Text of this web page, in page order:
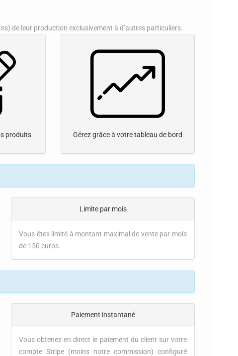
de leur production exclusivement à d’autres particuliers.
produits Gérez grâce à votre tableau de bord
Limite par mois
Vous êtes limité à montant maximal de vente par mois
de 150 euros.
Paiement instantané
Vous obtenez en direct le paiement du client sur votre
compte Stripe (moins notre commission) configuré